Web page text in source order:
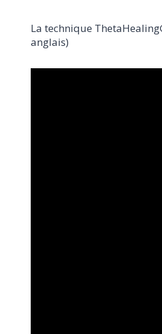
La technique
anglais)